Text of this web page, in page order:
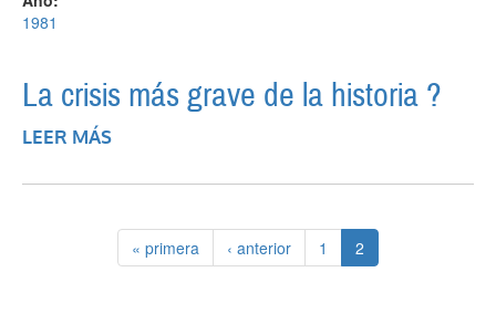
1981
La crisis más grave de la historia ?
LEER MÁS
« primera ‹ anterior 1 2